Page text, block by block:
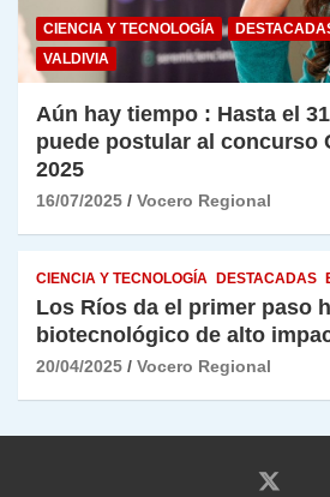
CIENCIA Y TECNOLOGÍA
VALDIVIA
Aún hay tiempo : Hasta el
puede postular al concurso
2025
16/07/2025 Vocero Regional
CIENCIA Y TECNOLOGÍA DESTACADAS
Los Ríos da el primer paso
biotecnológico de alto
20/04/2025 Vocero Regional